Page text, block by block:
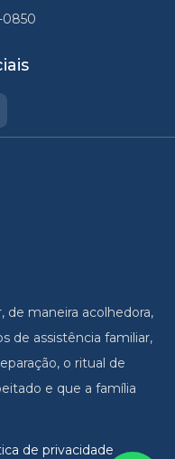
de maneira acolhedora,
de assistência familiar,
o ritual de
e que a família
de privacidade
0850